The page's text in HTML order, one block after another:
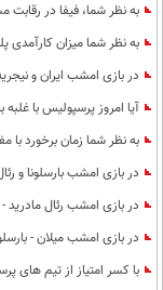
به نظر شما، فیفا در
به نظر شما میزان کارآمدی
در بازی امشب ایران و
آیا امروز پرسپولیس با
به نظر شما زمان برخورد
در بازی امشب بارسلونا و
در بازی امشب رئال
در بازی امشب میلان -
با کسر امتیاز از تیم های